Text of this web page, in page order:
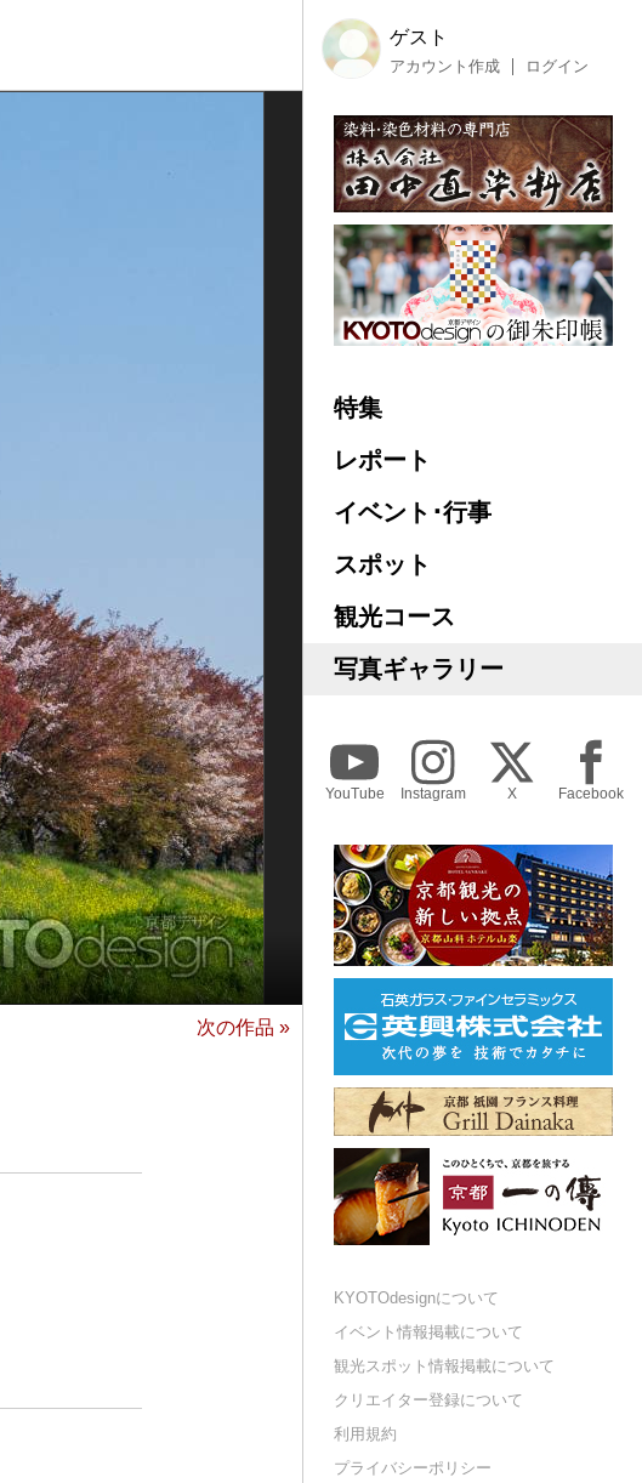
次の作品 »
ゲスト
アカウント作成 ログイン
特集
レポート
イベント･行事
スポット
観光コース
写真ギャラリー
YouTube Instagram X Facebook
KYOTOdesignについて
イベント情報掲載について
観光スポット情報掲載について
クリエイター登録について
利用規約
プライバシーポリシー